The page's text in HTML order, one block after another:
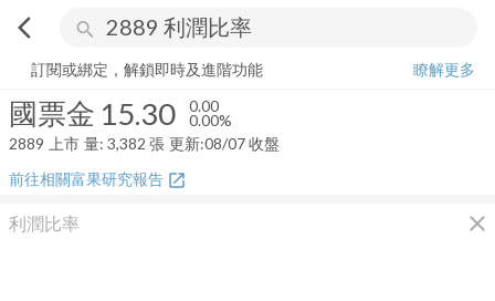
arrow_back_ios search
國票金 15.30 0.00%
訂閱或綁定，解鎖即時及進階功能
瞭解更多
國票金 15.30 0.00
0.00%
2889
上市 量: 3,382 張 更新:08/07 收盤
前往相關富果研究報告 open_in_new
利潤比率 close